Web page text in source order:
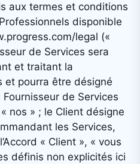
aux termes et conditions
disponible
legal («
de Services sera
et traitant la
et pourra être désigné
Fournisseur de Services
nos » ; le Client désigne
les Services,
« Client », « vous
définis non explicités ici